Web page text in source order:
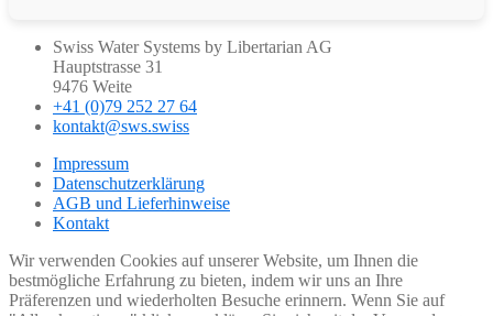
Swiss Water Systems by Libertarian AG
Hauptstrasse 31
9476 Weite
+41 (0)79 252 27 64
kontakt@sws.swiss
Impressum
Datenschutzerklärung
AGB und Lieferhinweise
Kontakt
Wir verwenden Cookies auf unserer Website, um Ihnen die
bestmögliche Erfahrung zu bieten, indem wir uns an Ihre
Präferenzen und wiederholten Besuche erinnern. Wenn Sie auf